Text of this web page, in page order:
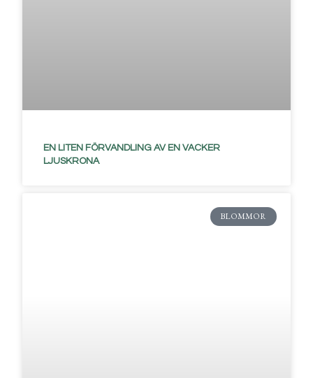
EN LITEN FÖRVANDLING AV EN VACKER
LJUSKRONA
BLOMMOR